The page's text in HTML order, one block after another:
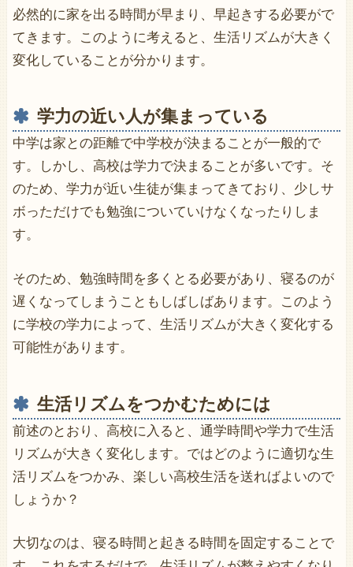
必然的に家を出る時間が早まり、早起きする必要がで
てきます。このように考えると、生活リズムが大きく
変化していることが分かります。
学力の近い人が集まっている
中学は家との距離で中学校が決まることが一般的で
す。しかし、高校は学力で決まることが多いです。そ
のため、学力が近い生徒が集まってきており、少しサ
ボっただけでも勉強についていけなくなったりしま
す。
そのため、勉強時間を多くとる必要があり、寝るのが
遅くなってしまうこともしばしばあります。このよう
に学校の学力によって、生活リズムが大きく変化する
可能性があります。
生活リズムをつかむためには
前述のとおり、高校に入ると、通学時間や学力で生活
リズムが大きく変化します。ではどのように適切な生
活リズムをつかみ、楽しい高校生活を送ればよいので
しょうか？
大切なのは、寝る時間と起きる時間を固定することで